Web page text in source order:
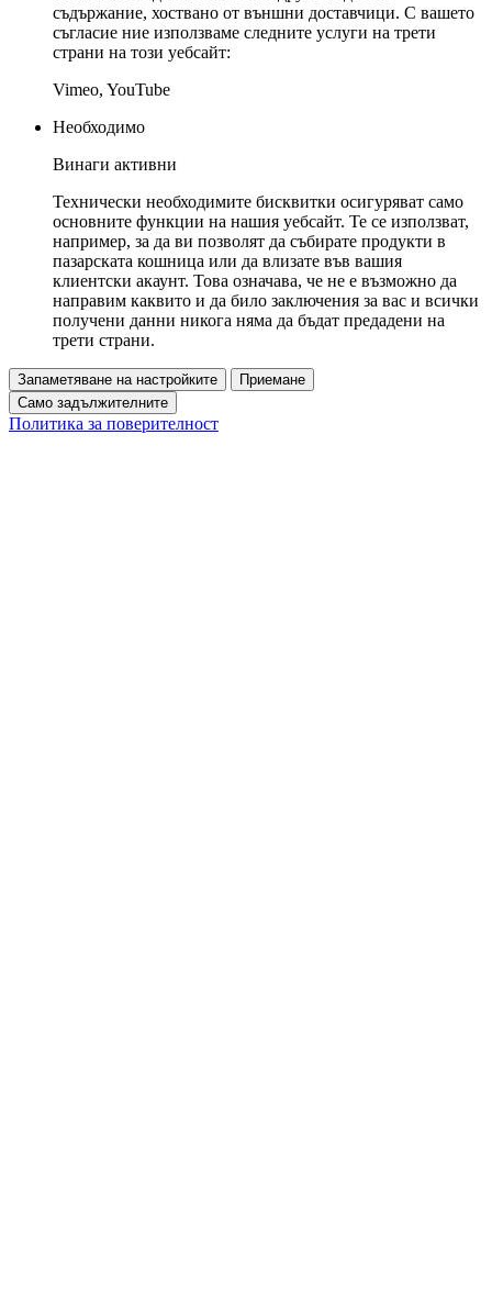
съдържание, хоствано от външни доставчици. С вашето
съгласие ние използваме следните услуги на трети
страни на този уебсайт:
Vimeo, YouTube
Необходимо
Винаги активни
Технически необходимите бисквитки осигуряват само
основните функции на нашия уебсайт. Те се използват,
например, за да ви позволят да събирате продукти в
пазарската кошница или да влизате във вашия
клиентски акаунт. Това означава, че не е възможно да
направим каквито и да било заключения за вас и всички
получени данни никога няма да бъдат предадени на
трети страни.
Запаметяване на настройките
Приемане
Само задължителните
Политика за поверителност